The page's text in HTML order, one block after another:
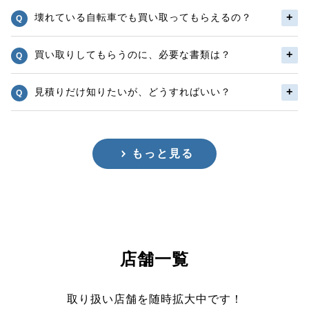
壊れている自転車でも買い取ってもらえるの？
買い取りしてもらうのに、必要な書類は？
見積りだけ知りたいが、どうすればいい？
もっと見る
店舗一覧
取り扱い店舗を随時拡大中です！